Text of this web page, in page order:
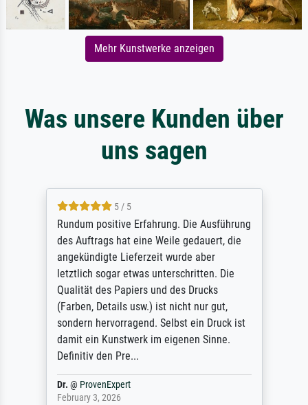
Mehr Kunstwerke anzeigen
Was unsere Kunden über
uns sagen
5 / 5
Rundum positive Erfahrung. Die Ausführung
des Auftrags hat eine Weile gedauert, die
angekündigte Lieferzeit wurde aber
letztlich sogar etwas unterschritten. Die
Qualität des Papiers und des Drucks
(Farben, Details usw.) ist nicht nur gut,
sondern hervorragend. Selbst ein Druck ist
damit ein Kunstwerk im eigenen Sinne.
Definitiv den Pre...
Dr. @ ProvenExpert
February 3, 2026